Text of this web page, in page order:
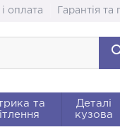
оплата Гарантія
та
Деталі
кузова